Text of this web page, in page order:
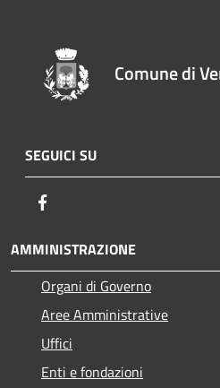
Comune di
SEGUICI SU
AMMINISTRAZIONE
Organi di Governo
Aree Amministrative
Uffici
Enti e fondazioni